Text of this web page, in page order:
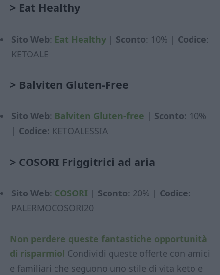
> Eat Healthy
Sito Web: Eat Healthy | Sconto: 10% | Codice:
KETOALE
> Balviten Gluten-Free
Sito Web: Balviten Gluten-free | Sconto: 10%
| Codice: KETOALESSIA
> COSORI Friggitrici ad aria
Sito Web: COSORI | Sconto: 20% | Codice:
PALERMOCOSORI20
Non perdere queste fantastiche opportunità
di risparmio! Condividi queste offerte con amici
e familiari che seguono uno stile di vita keto e